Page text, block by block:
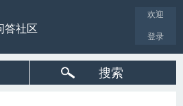
欢迎
登录
答社区
搜索